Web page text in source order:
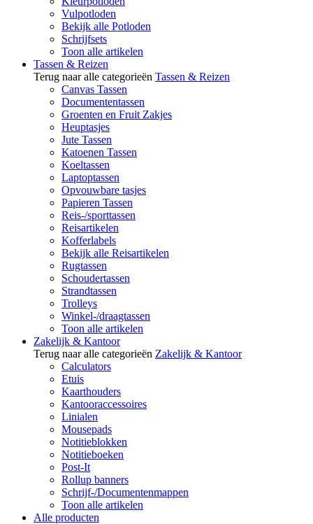
Vulpotloden
Bekijk alle Potloden
Schrijfsets
Toon alle artikelen
Tassen & Reizen
Terug naar alle categorieën Tassen & Reizen
Canvas Tassen
Documententassen
Groenten en Fruit Zakjes
Heuptasjes
Jute Tassen
Katoenen Tassen
Koeltassen
Laptoptassen
Opvouwbare tasjes
Papieren Tassen
Reis-/sporttassen
Reisartikelen
Kofferlabels
Bekijk alle Reisartikelen
Rugtassen
Schoudertassen
Strandtassen
Trolleys
Winkel-/draagtassen
Toon alle artikelen
Zakelijk & Kantoor
Terug naar alle categorieën Zakelijk & Kantoor
Calculators
Etuis
Kaarthouders
Kantooraccessoires
Linialen
Mousepads
Notitieblokken
Notitieboeken
Post-It
Rollup banners
Schrijf-/Documentenmappen
Toon alle artikelen
Alle producten